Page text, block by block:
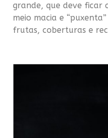
grande, que deve ficar
meio macia e
frutas, coberturas e